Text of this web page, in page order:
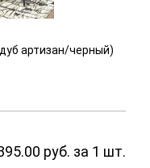
артизан/черный)
руб. за 1 шт.